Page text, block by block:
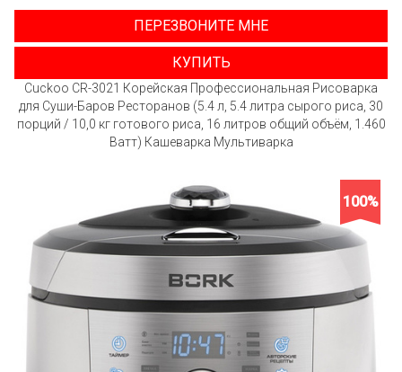
ПЕРЕЗВОНИТЕ МНЕ
КУПИТЬ
Cuckoo CR-3021 Корейская Профессиональная Рисоварка
для Суши-Баров Ресторанов (5.4 л, 5.4 литра сырого риса, 30
порций / 10,0 кг готового риса, 16 литров общий объём, 1.460
Ватт) Кашеварка Мультиварка
100%